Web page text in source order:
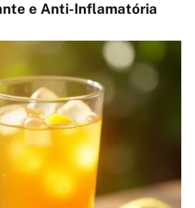
e Anti-Inflamatória